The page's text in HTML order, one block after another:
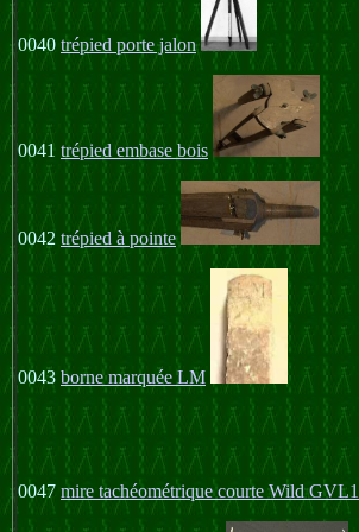
0040 trépied porte jalon
0041 trépied embase bois
0042 trépied à pointe
0043 borne marquée LM
0047 mire tachéométrique courte Wild GVL1